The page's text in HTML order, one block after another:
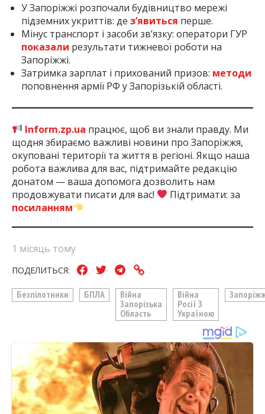
У Запоріжжі розпочали будівництво мережі
підземних укриттів: де з’явиться перше.
Мінус транспорт і засоби зв’язку: оператори ГУР
показали результати тижневої роботи на
Запоріжжі.
Затримка зарплат і прихований призов: методи
поповнення армії РФ у Запорізькій області.
Inform.zp.ua працює, щоб ви знали правду. Ми
щодня збираємо важливі новини про Запоріжжя,
окуповані території та життя в регіоні. Якщо наша
робота важлива для вас, підтримайте редакцію
донатом — ваша допомога дозволить нам
продовжувати писати для вас!
Підтримати: за
посиланням
1 місяць тому
ПОДЕЛИТЬСЯ:
Безпілотники БПЛА
Війна
Запорізька
Область
Війна
Росії З
Україною